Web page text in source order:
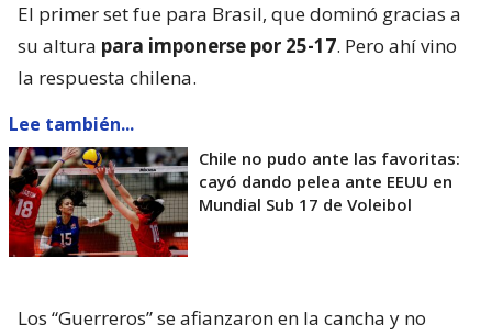
El primer set fue para Brasil, que dominó gracias a
su altura para imponerse por 25-17. Pero ahí vino
la respuesta chilena.
Lee también...
Chile no pudo ante las favoritas:
cayó dando pelea ante EEUU en
Mundial Sub 17 de Voleibol
Los “Guerreros” se afianzaron en la cancha y no